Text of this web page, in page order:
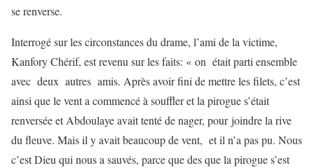
se renverse.
Interrogé sur les circonstances du drame, l’ami de la victime,
Kanfory Chérif, est revenu sur les faits: « on était parti ensemble
avec deux autres amis. Après avoir fini de mettre les filets, c’est
ainsi que le vent a commencé à souffler et la pirogue s’était
renversée et Abdoulaye avait tenté de nager, pour joindre la rive
du fleuve. Mais il y avait beaucoup de vent, et il n’a pas pu. Nous
c’est Dieu qui nous a sauvés, parce que des que la pirogue s’est